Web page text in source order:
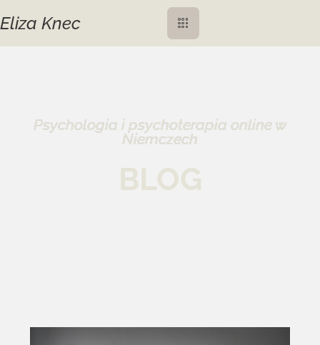
Eliza Knec
Psychologia i psychoterapia online w
Niemczech
BLOG